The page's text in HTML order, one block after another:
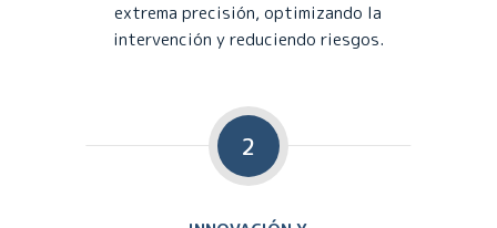
extrema precisión, optimizando la
intervención y reduciendo riesgos.
2